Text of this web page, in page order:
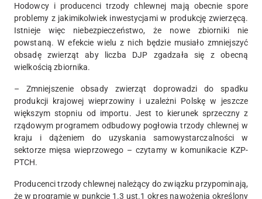
Hodowcy i producenci trzody chlewnej mają obecnie spore
problemy z jakimikolwiek inwestycjami w produkcję zwierzęcą.
Istnieje więc niebezpieczeństwo, że nowe zbiorniki nie
powstaną. W efekcie wielu z nich będzie musiało zmniejszyć
obsadę zwierząt aby liczba DJP zgadzała się z obecną
wielkością zbiornika.
– Zmniejszenie obsady zwierząt doprowadzi do spadku
produkcji krajowej wieprzowiny i uzależni Polskę w jeszcze
większym stopniu od importu. Jest to kierunek sprzeczny z
rządowym programem odbudowy pogłowia trzody chlewnej w
kraju i dążeniem do uzyskania samowystarczalności w
sektorze mięsa wieprzowego – czytamy w komunikacie KZP-
PTCH.
Producenci trzody chlewnej należący do związku przypominają,
że w programie w punkcie 1.3 ust.1 okres nawożenia określony